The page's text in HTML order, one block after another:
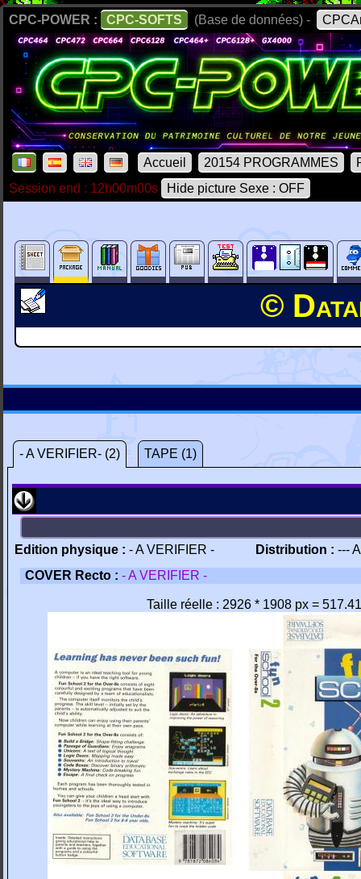
CPC-POWER : CPC-SOFTS (Base de données) -
Accueil 20154 PROGRAMMES
Session end : 12h00m00s
Hide picture Sexe : OFF
©
- A VERIFIER- (2) TAPE (1)
Edition physique : - A VERIFIER - Distribution : ---
COVER Recto : - A VERIFIER -
Taille réelle : 2926 * 1908 px =